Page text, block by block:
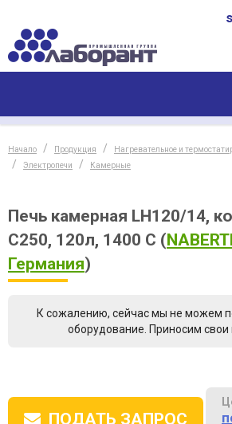
Начало Продукция
Нагревательное и
Электропечи
Камерные
Печь камерная LH120/14,
C250, 120л, 1400 С (
Германия)
К сожалению, сейчас мы не можем
оборудование. Приносим свои
ПОДАТЬ ЗАПРОС